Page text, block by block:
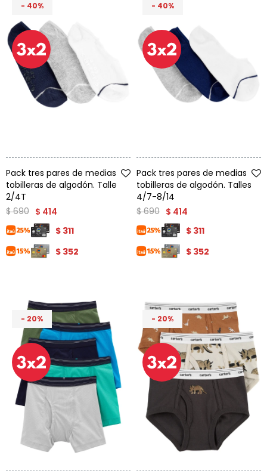
40
Pack tres pares de medias
tobilleras de algodón. Talle
2/4T
$ 414
$ 690
$ 311
$ 352
40
Pack tres pares de medias
tobilleras de algodón. Talles
4/7-8/14
$ 414
$ 690
$ 311
$ 352
20 20